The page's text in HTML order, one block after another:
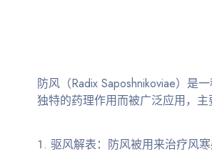
防风（Radix Saposhnikoviae）是
独特的药理作用而被广泛应用，
驱风解表：防风被用来治疗风